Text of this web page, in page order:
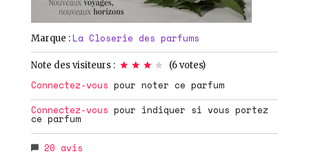
Marque :La Closerie des parfums
Note des visiteurs : (6votes)
Connectez-vous pour noter ce parfum
Connectez-vous pour indiquer si vous portez
ce parfum
20 avis